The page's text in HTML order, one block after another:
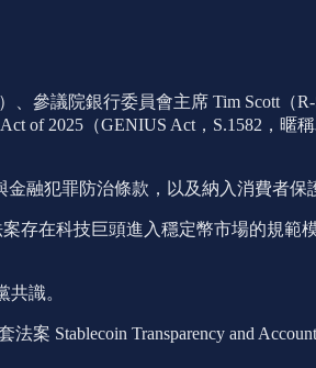
參議院銀行委員會主席 Tim Scott（R-
of 2025（GENIUS Act，S.1582，暱
融犯罪防治條款，以及納入消費者保
存在科技巨頭進入穩定幣市場的規範
識。
Stablecoin Transparency and